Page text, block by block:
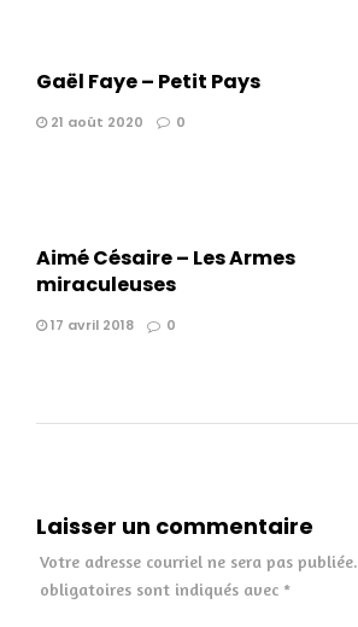
Gaël Faye – Petit Pays
21 août 2020 0
Aimé Césaire – Les Armes
miraculeuses
17 avril 2018 0
Laisser un commentaire
Votre adresse courriel ne sera pas publiée.
obligatoires sont indiqués avec *